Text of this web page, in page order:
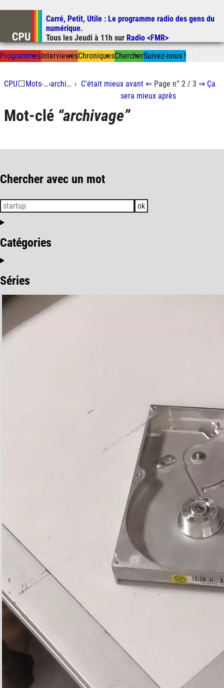
Aller au contenu
Aller à la recherche
Carré, Petit, Utile : Le programme radio des gens du
numérique.
Tous les Jeudi à 11h sur Radio <FMR>
ProgrammesInterviewesChroniquesChercherSuivez-nous !
CPU⬜ Mots-clés› archivage › C'était mieuxavant ⇐ Page n° 2 / 3 ⇒ Ça
sera mieuxaprès
Mot-clé archivage
Chercher avec un mot
ok
Catégories
Séries